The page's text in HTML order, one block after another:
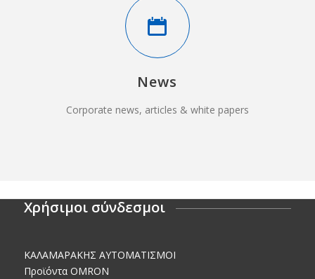
News
Corporate news, articles & white papers
Χρήσιμοι σύνδεσμοι
KΑΛΑΜΑΡΑΚΗΣ AΥΤΟΜΑΤΙΣΜΟΙ
Προϊόντα OMRON